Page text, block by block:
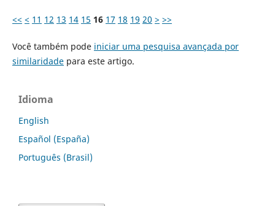
<< < 11 12 13 14 15 16 17 18 19 20 > >>
Você também pode iniciar uma pesquisa avançada por
similaridadepara este artigo.
Idioma
English
Español (España)
Português (Brasil)